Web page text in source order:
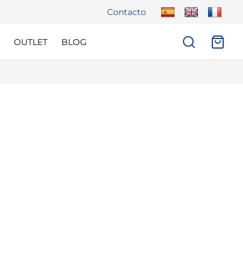
Contacto
OUTLET BLOG